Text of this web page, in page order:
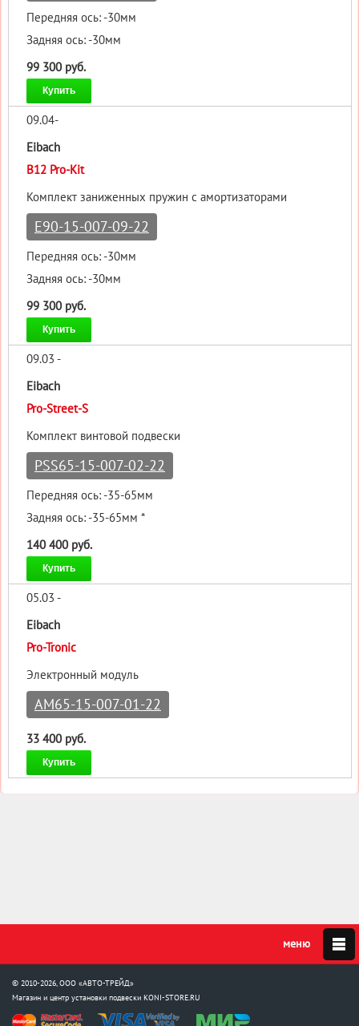
Передняя ось: -30мм
Задняя ось: -30мм
99 300 руб.
Купить
09.04-
Eibach
B12 Pro-Kit
Комплект заниженных пружин с амортизаторами
E90-15-007-09-22
Передняя ось: -30мм
Задняя ось: -30мм
99 300 руб.
Купить
09.03 -
Eibach
Pro-Street-S
Комплект винтовой подвески
PSS65-15-007-02-22
Передняя ось: -35-65мм
Задняя ось: -35-65мм *
140 400 руб.
Купить
05.03 -
Eibach
Pro-Tronic
Электронный модуль
AM65-15-007-01-22
33 400 руб.
Купить
© 2010-2026, ООО «АВТО-ТРЕЙД»
Магазин и центр установки подвески KONI-STORE.RU